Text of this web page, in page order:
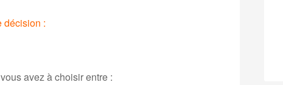
décision :
avez à choisir entre :